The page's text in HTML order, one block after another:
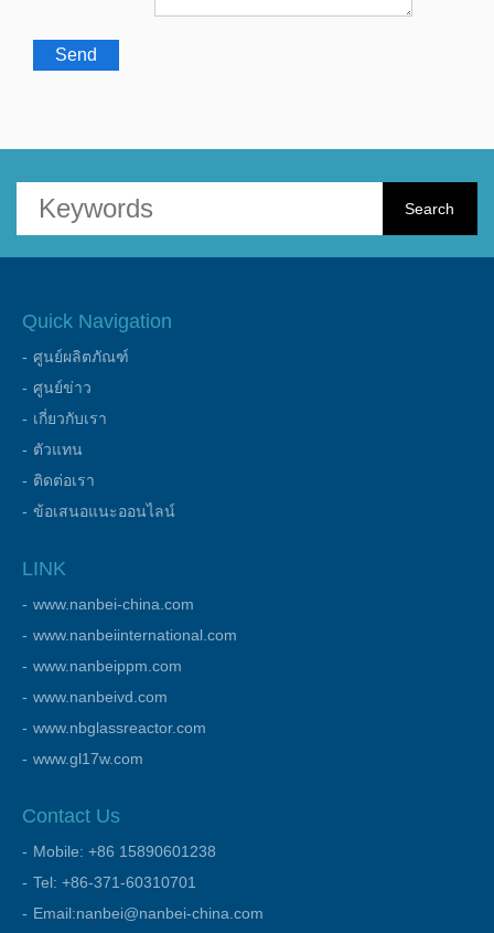
Send
Quick Navigation
ศูนย์ผลิตภัณฑ์
ศูนย์ข่าว
เกี่ยวกับเรา
ตัวแทน
ติดต่อเรา
ข้อเสนอแนะออนไลน์
LINK
www.nanbei-china.com
www.nanbeiinternational.com
www.nanbeippm.com
www.nanbeivd.com
www.nbglassreactor.com
www.gl17w.com
Contact Us
Mobile: +86 15890601238
Tel: +86-371-60310701
Email:nanbei@nanbei-china.com